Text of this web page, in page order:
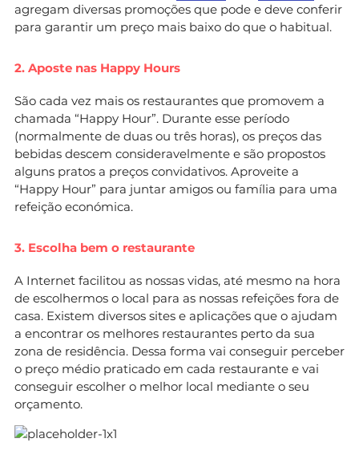
agregam diversas promoções que pode e deve conferir
para garantir um preço mais baixo do que o habitual.
2. Aposte nas Happy Hours
São cada vez mais os restaurantes que promovem a
chamada “Happy Hour”. Durante esse período
(normalmente de duas ou três horas), os preços das
bebidas descem consideravelmente e são propostos
alguns pratos a preços convidativos. Aproveite a
“Happy Hour” para juntar amigos ou família para uma
refeição económica.
3. Escolha bem o restaurante
A Internet facilitou as nossas vidas, até mesmo na hora
de escolhermos o local para as nossas refeições fora de
casa. Existem diversos sites e aplicações que o ajudam
a encontrar os melhores restaurantes perto da sua
zona de residência. Dessa forma vai conseguir perceber
o preço médio praticado em cada restaurante e vai
conseguir escolher o melhor local mediante o seu
orçamento.